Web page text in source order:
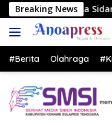
Langsung
ke
konten
Breaking News
Sidang III Tahun
#Berita Olahraga